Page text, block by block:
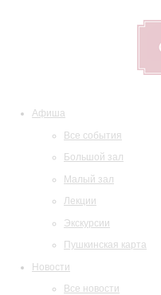
Афиша
Все события
Большой зал
Малый зал
Лекции
Экскурсии
Пушкинская карта
Новости
Все новости